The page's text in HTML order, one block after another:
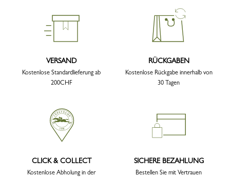
VERSAND
Kostenlose Standardlieferung ab
200CHF
RÜCKGABEN
Kostenlose Rückgabe innerhalb von
30 Tagen
CLICK & COLLECT
Kostenlose Abholung in der
SICHERE BEZAHLUNG
Bestellen Sie mit Vertrauen